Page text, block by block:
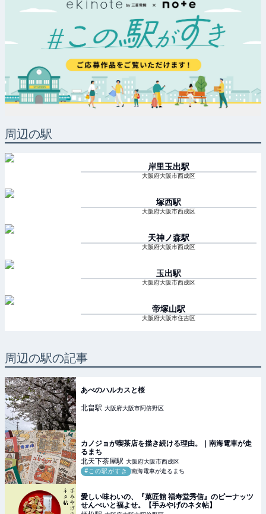
周辺の駅
岸里玉出駅
大阪府大阪市西成区
塚西駅
大阪府大阪市西成区
天神ノ森駅
大阪府大阪市西成区
玉出駅
大阪府大阪市西成区
帝塚山駅
大阪府大阪市住吉区
周辺の駅の記事
あべのハルカスと桜
北畠駅 大阪府大阪市阿倍野区
カノジョが喫茶店を描き続ける理由。｜南海電車が走
るまち
北天下茶屋駅 大阪府大阪市西成区
#この駅がすき
南海電車が走るまち
愛しい味わいの、『菓匠館 福寿堂秀信』のピーナッツ
せんべいと福よせ。【手みやげのネタ帖】